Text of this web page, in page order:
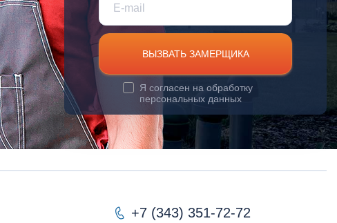
ВЫЗВАТЬ ЗАМЕРЩИКА
Я согласен на обработку
персональных данных
+7 (343) 351-72-72